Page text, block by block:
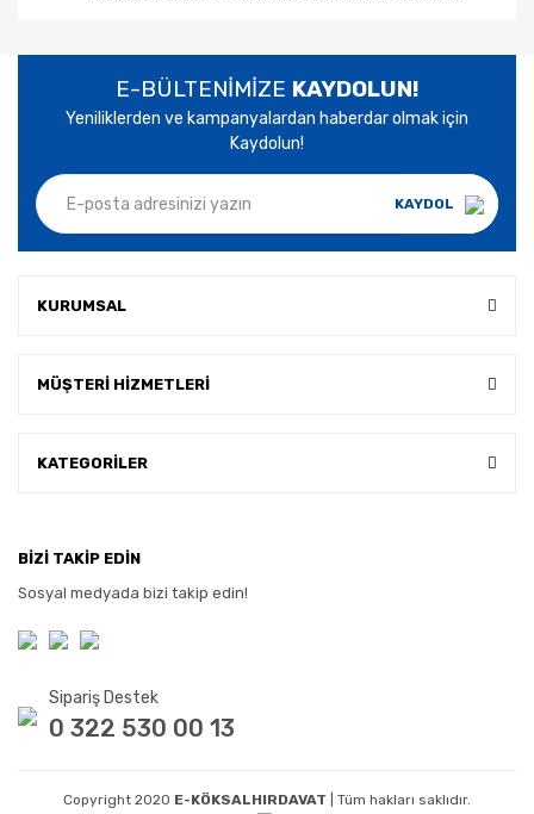
E-BÜLTENİMİZE KAYDOLUN!
Yeniliklerden ve kampanyalardan haberdar olmak için
Kaydolun!
KAYDOL
KURUMSAL
MÜŞTERİ HİZMETLERİ
KATEGORİLER
BİZİ TAKİP EDİN
Sosyal medyada bizi takip edin!
Sipariş Destek
0 322 530 00 13
Copyright 2020 E-KÖKSALHIRDAVAT | Tüm hakları saklıdır.